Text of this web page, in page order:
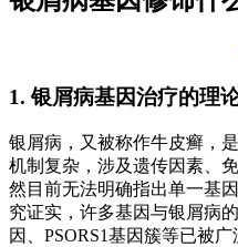
1. 银屑病基因治疗的理
银屑病，又被称作牛皮癣，
机制复杂，涉及遗传因素、
然目前无法明确指出单一基
究证实，许多基因与银屑病
因、PSORS1基因簇等已被